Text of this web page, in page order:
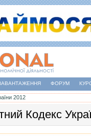
ФОРУМ
2012
Кодекс